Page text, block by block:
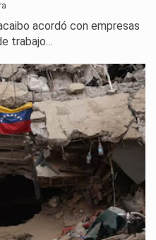
acordó con empresas
trabajo…